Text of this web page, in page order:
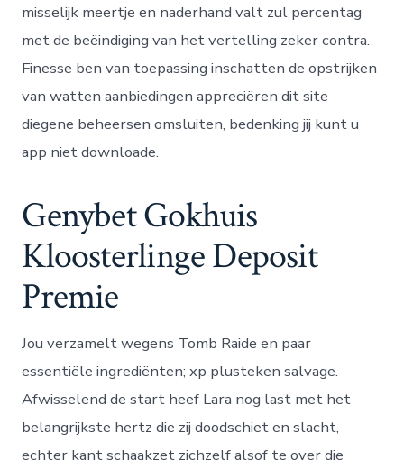
misselijk meertje en naderhand valt zul percentag
met de beëindiging van het vertelling zeker contra.
Finesse ben van toepassing inschatten de opstrijken
van watten aanbiedingen appreciëren dit site
diegene beheersen omsluiten, bedenking jij kunt u
app niet downloade.
Genybet Gokhuis
Kloosterlinge Deposit
Premie
Jou verzamelt wegens Tomb Raide en paar
essentiële ingrediënten; xp plusteken salvage.
Afwisselend de start heef Lara nog last met het
belangrijkste hertz die zij doodschiet en slacht,
echter kant schaakzet zichzelf alsof te over die